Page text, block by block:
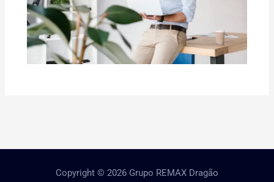
Copyright © 2026 Grupo REMAX Dragão